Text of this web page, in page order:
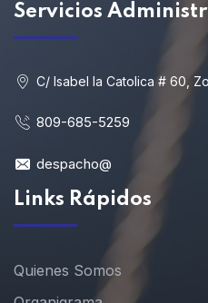
Servicios
C/ Isabel la Catolica # 60,
809-685-5259
despacho@
Links Rápidos
Quienes Somos